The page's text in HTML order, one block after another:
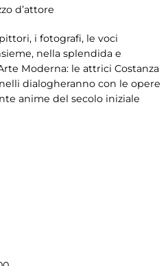
d’attore
i fotografi, le voci
nella splendida e
Moderna: le attrici Costanza
dialogheranno con le opere
anime del secolo iniziale